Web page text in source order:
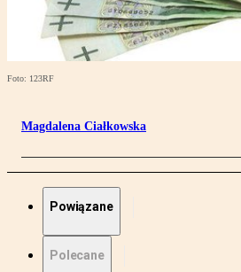
Foto: 123RF
Magdalena Ciałkowska
Powiązane
Polecane